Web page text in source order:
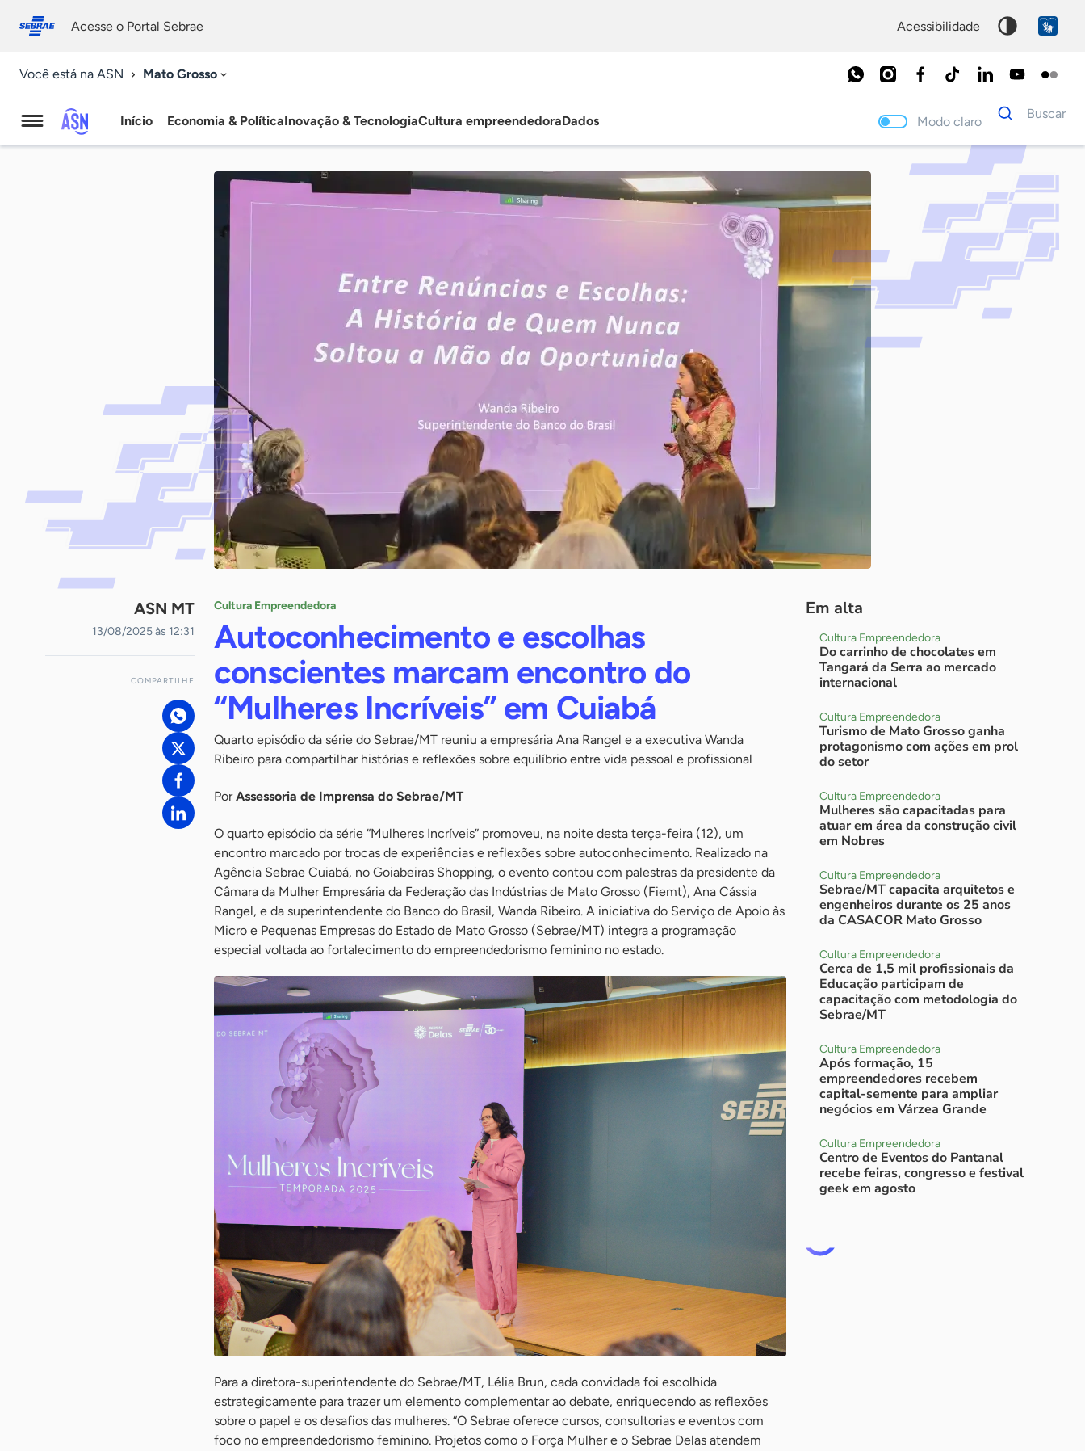
conosco
Acesse o Portal Sebrae acessibilidade
Você está na ASN Mato Grosso
Agência
Início Economia & PolíticaInovação & TecnologiaCultura empreendedoraDados Modo claro
Dados
para
Buscar
Palavra
chave
ASN MT
13/08/2025 às 12:31
COMPARTILHE
Cultura Empreendedora
Autoconhecimento e escolhas
conscientes marcam encontro do
“Mulheres Incríveis” em Cuiabá
Quarto episódio da série do Sebrae/MT reuniu a empresária Ana Rangel e a executiva Wanda
Ribeiro para compartilhar histórias e reflexões sobre equilíbrio entre vida pessoal e profissional
PorAssessoria de Imprensa do Sebrae/MT
O quarto episódio da série “Mulheres Incríveis” promoveu, na noite desta terça-feira (12), um
encontro marcado por trocas de experiências e reflexões sobre autoconhecimento. Realizado na
Agência Sebrae Cuiabá, no Goiabeiras Shopping, o evento contou com palestras da presidente da
Câmara da Mulher Empresária da Federação das Indústrias de Mato Grosso (Fiemt), Ana Cássia
Rangel, e da superintendente do Banco do Brasil, Wanda Ribeiro. A iniciativa do Serviço de Apoio às
Micro e Pequenas Empresas do Estado de Mato Grosso (Sebrae/MT) integra a programação
especial voltada ao fortalecimento do empreendedorismo feminino no estado.
Para a diretora-superintendente do Sebrae/MT, Lélia Brun, cada convidada foi escolhida
estrategicamente para trazer um elemento complementar ao debate, enriquecendo as reflexões
sobre o papel e os desafios das mulheres. “O Sebrae oferece cursos, consultorias e eventos com
foco no empreendedorismo feminino. Projetos como o Força Mulher e o Sebrae Delas atendem
Em alta
Cultura Empreendedora
Do carrinho de chocolates em
Tangará da Serra ao mercado
internacional
Cultura Empreendedora
Turismo de Mato Grosso ganha
protagonismo com ações em prol
do setor
Cultura Empreendedora
Mulheres são capacitadas para
atuar em área da construção civil
em Nobres
Cultura Empreendedora
Sebrae/MT capacita arquitetos e
engenheiros durante os 25 anos
da CASACOR Mato Grosso
Cultura Empreendedora
Cerca de 1,5 mil profissionais da
Educação participam de
capacitação com metodologia do
Sebrae/MT
Cultura Empreendedora
Após formação, 15
empreendedores recebem
capital-semente para ampliar
negócios em Várzea Grande
Cultura Empreendedora
Centro de Eventos do Pantanal
recebe feiras, congresso e festival
geek em agosto